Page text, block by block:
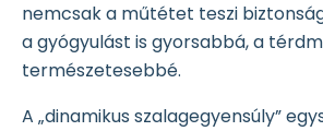
nemcsak a műtétet teszi
a gyógyulást is gyorsabbá, a
természetesebbé.
A „dinamikus szalagegyensúly”